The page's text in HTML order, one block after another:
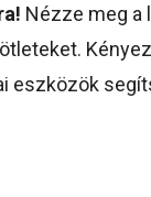
Nézze meg a
eszközök